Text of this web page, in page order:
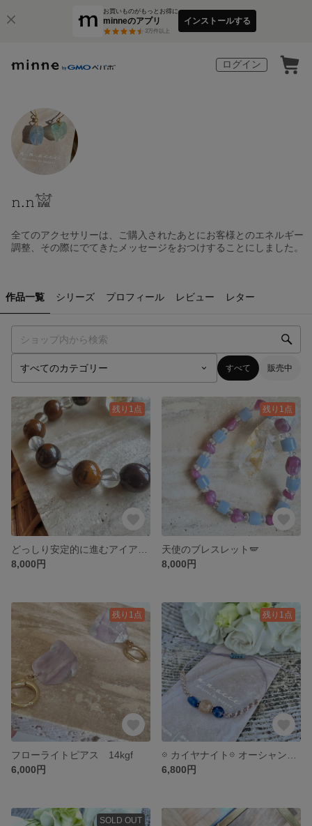
お買いものがもっとお得に
minneのアプリ
3万件以上
インストールする
ログイン
𝚗.𝚗𓀬
全てのアクセサリーは、ご購入されたあとにお客様とのエネルギー
調整、その際にでてきたメッセージをおつけすることにしました。
作品一覧 シリーズ プロフィール レビュー レター
すべて 販売中
残り1点
8,000円
残り1点
天使のブレスレット🪽
8,000円
残り1点
フローライトピアス 14kgf
6,000円
残り1点
6,800円
SOLD OUT